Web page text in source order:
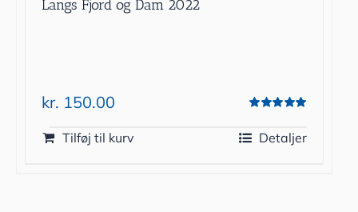
Langs Fjord og Dam 2022
5.00
ud af 5
kr. 150.00
Tilføj til kurv Detaljer